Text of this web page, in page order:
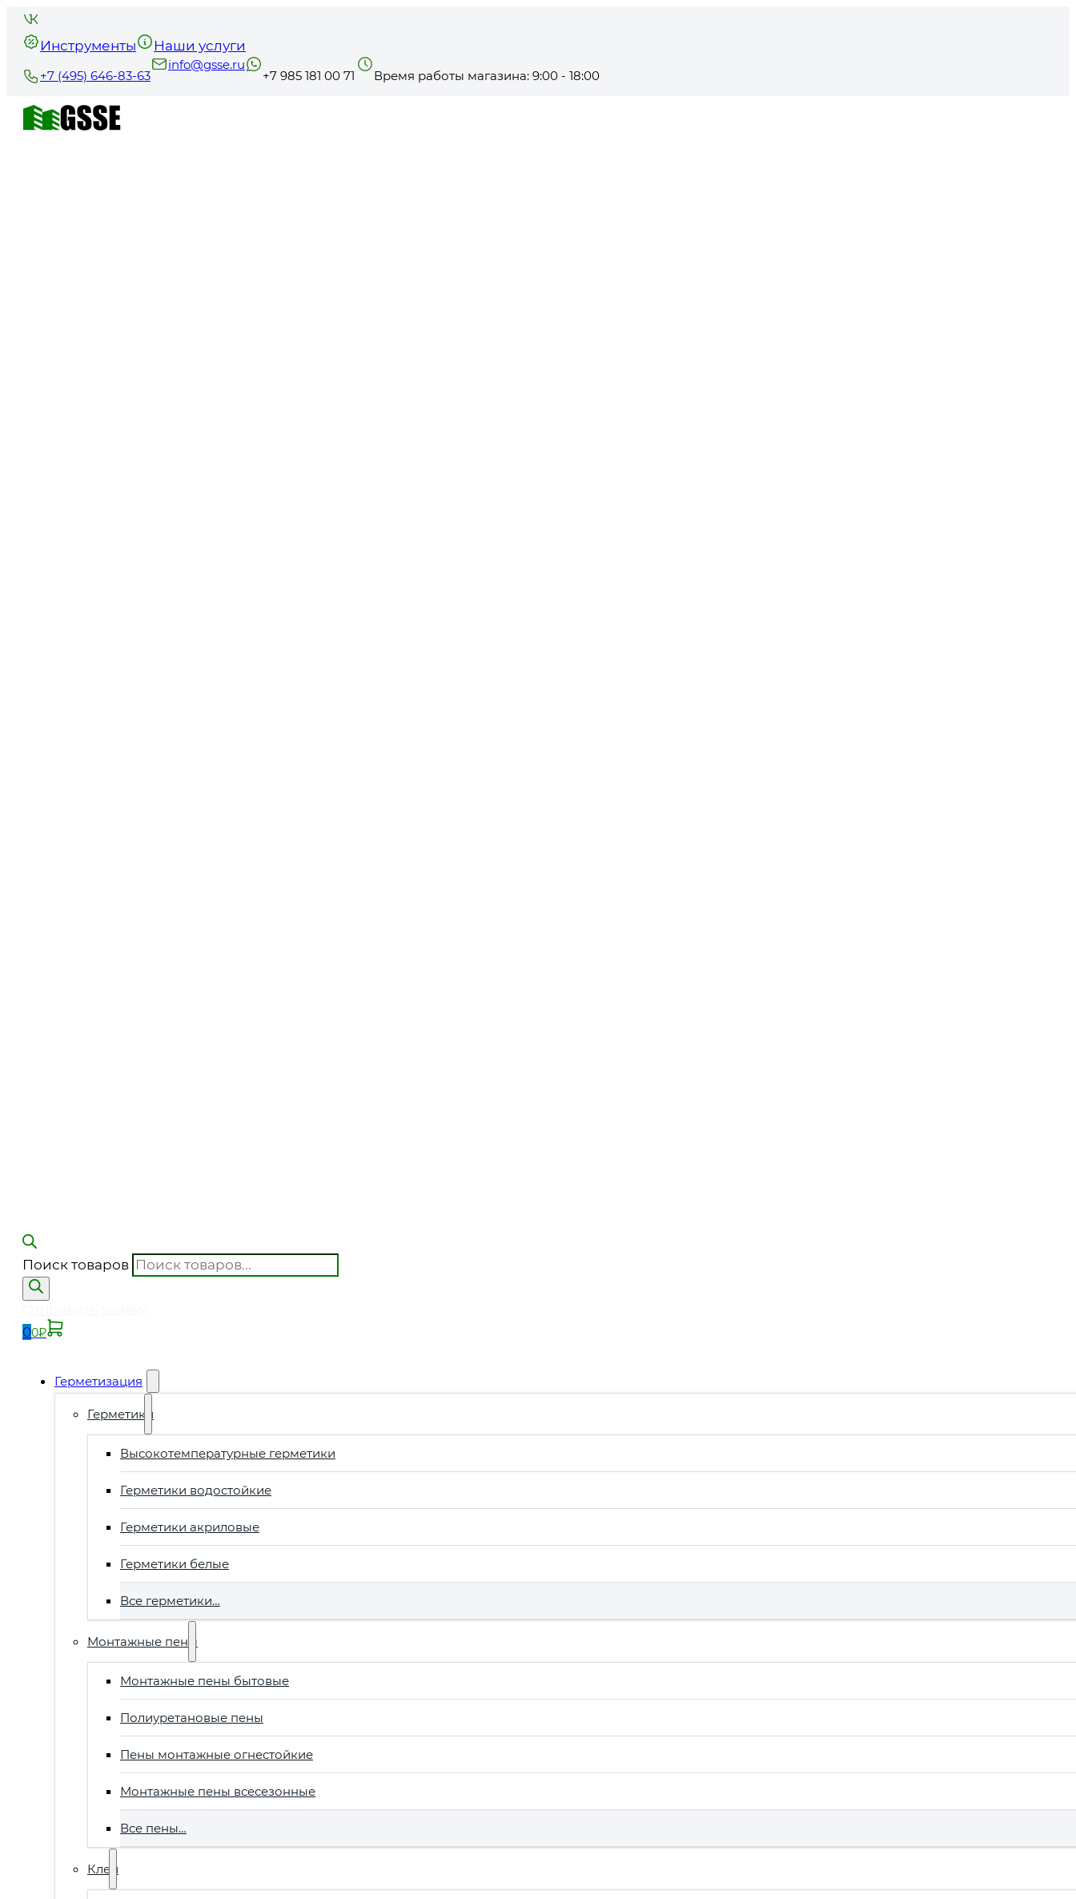
Инструменты Наши услуги
+7 (495) 646-83-63
info@gsse.ru
+7 985 181 00 71 Время работы магазина: 9:00 - 18:00
Поиск товаров
00₽
Герметизация
Герметики
Высокотемпературные герметики
Герметики водостойкие
Герметики акриловые
Герметики белые
Все герметики…
Монтажные пены
Монтажные пены бытовые
Полиуретановые пены
Пены монтажные огнестойкие
Монтажные пены всесезонные
Все пены…
Клеи